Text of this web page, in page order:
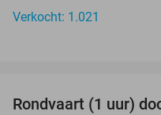
Verkocht: 1.021
Rondvaart (1 uur)